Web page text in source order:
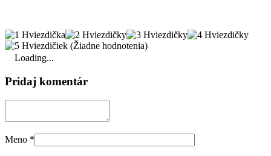
(Žiadne hodnotenia)
Loading...
Pridaj komentár
Meno *